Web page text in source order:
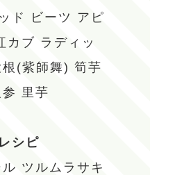
ド
ビーツ アピ
カブ ラディッ
(紫師舞) 筍芋
参 里芋
シピ
ツルムラサキ